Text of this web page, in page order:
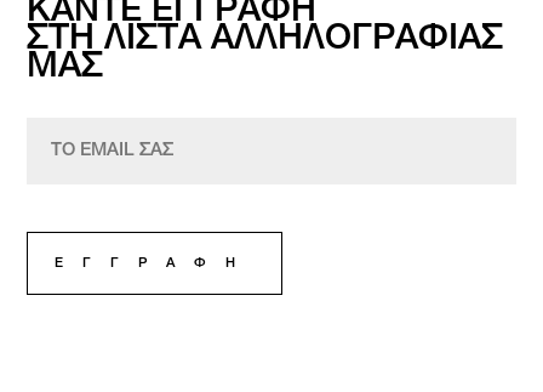
ΚΑΝΤΕ ΕΓΓΡΑΦΗ
ΣΤΗ ΛΙΣΤΑ ΑΛΛΗΛΟΓΡΑΦΙΑΣ
ΜΑΣ